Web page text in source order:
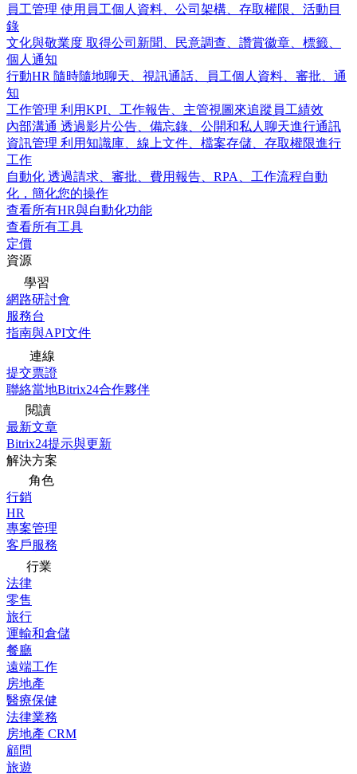
員工管理 使用員工個人資料、公司架構、存取權限、活動目
錄
文化與敬業度 取得公司新聞、民意調查、讚賞徽章、標籤、
個人通知
行動HR 隨時隨地聊天、視訊通話、員工個人資料、審批、通
知
工作管理 利用KPI、工作報告、主管視圖來追蹤員工績效
內部溝通 透過影片公告、備忘錄、公開和私人聊天進行通訊
資訊管理 利用知識庫、線上文件、檔案存儲、存取權限進行
工作
自動化 透過請求、審批、費用報告、RPA、工作流程自動
化，簡化您的操作
查看所有HR與自動化功能
查看所有工具
定價
資源
學習
網路研討會
服務台
指南與API文件
連線
提交票證
聯絡當地Bitrix24合作夥伴
閱讀
最新文章
Bitrix24提示與更新
解決方案
角色
行銷
HR
專案管理
客戶服務
行業
法律
零售
旅行
運輸和倉儲
餐廳
遠端工作
房地產
醫療保健
法律業務
房地產 CRM
顧問
旅遊